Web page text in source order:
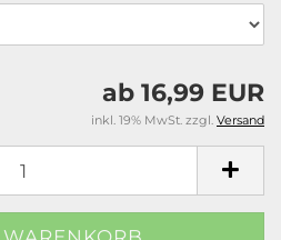
ab 16,99 EUR
inkl. 19% MwSt. zzgl. Versand